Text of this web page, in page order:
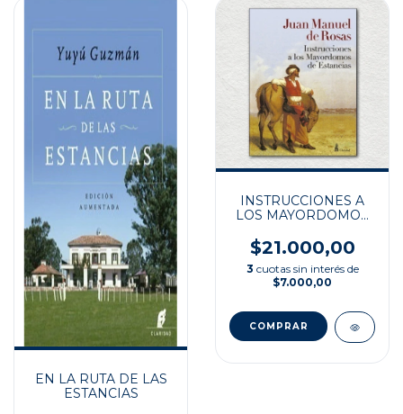
EN LA RUTA DE LAS
ESTANCIAS
INSTRUCCIONES A
LOS MAYORDOMOS
$21.000,00
3 cuotas sin interés de
$7.000,00